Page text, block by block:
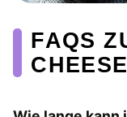
FAQS